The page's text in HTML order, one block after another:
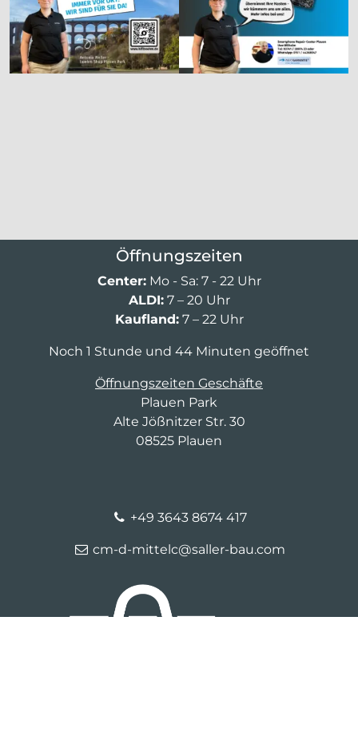
Öffnungszeiten
Center:Mo - Sa: 7 - 22 Uhr
ALDI:7 – 20 Uhr
Kaufland:7 – 22 Uhr
Noch 1 Stunde und 44 Minuten geöffnet
Öffnungszeiten Geschäfte
Plauen Park
Alte Jößnitzer Str. 30
08525 Plauen
+49 3643 8674 417
cm-d-mittelc@saller-bau.com